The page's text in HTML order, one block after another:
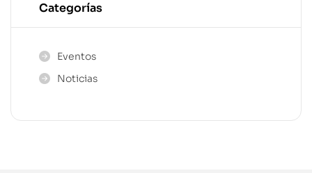
Categorías
Eventos
Noticias